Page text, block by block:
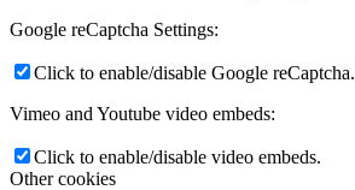
Google reCaptcha Settings:
Click to enable/disable Google reCaptcha.
Vimeo and Youtube video embeds:
Click to enable/disable video embeds.
Other cookies